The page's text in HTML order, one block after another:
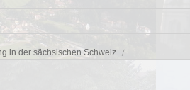
in der sächsischen Schweiz